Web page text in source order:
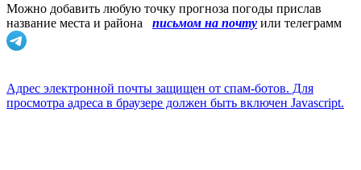
Можно добавить любую точку прогноза погоды прислав
название места и района
письмом на почту или телеграмм
Адрес электронной почты защищен от спам-ботов. Для
просмотра адреса в браузере должен быть включен Javascript.